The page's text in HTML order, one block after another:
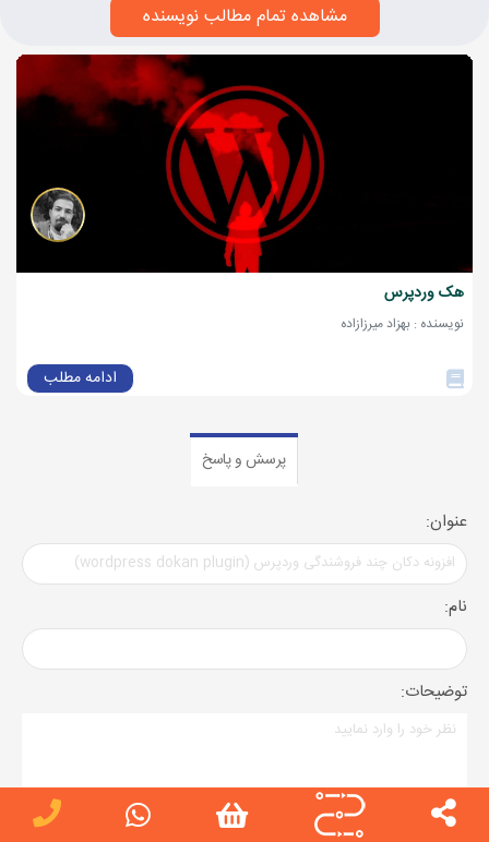
مشاهده تمام مطالب نویسنده
هک وردپرس
نویسنده : بهزاد میرزازاده
ادامه مطلب
پرسش و پاسخ
عنوان:
نام:
توضیحات:
کد امنیتی: